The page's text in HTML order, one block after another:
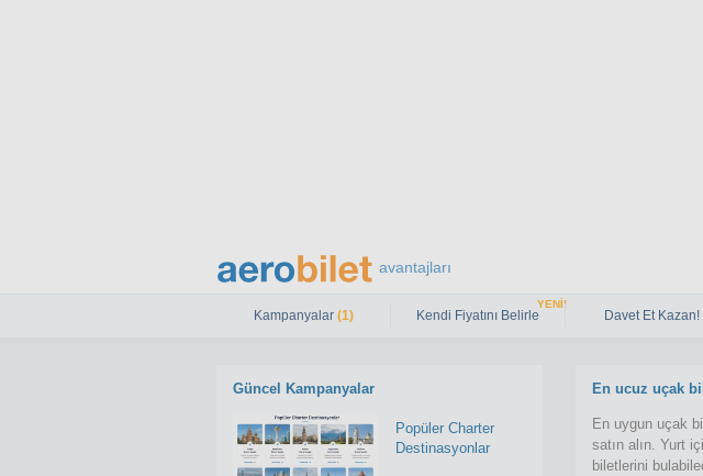
avantajları
Kampanyalar (1) Kendi Fiyatını Belirle
YENİ!
Davet Et Kazan!
Güncel Kampanyalar
Popüler Charter
Destinasyonlar
En ucuz uçak
En uygun uçak
satın alın. Yurt
biletlerini